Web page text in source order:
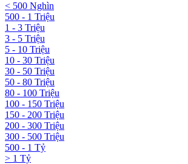
< 500 Nghìn
500 - 1 Triệu
1 - 3 Triệu
3 - 5 Triệu
5 - 10 Triệu
10 - 30 Triệu
30 - 50 Triệu
50 - 80 Triệu
80 - 100 Triệu
100 - 150 Triệu
150 - 200 Triệu
200 - 300 Triệu
300 - 500 Triệu
500 - 1 Tỷ
> 1 Tỷ